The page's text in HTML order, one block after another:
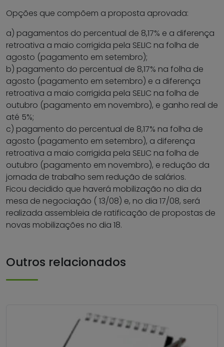
Opções que compõem a proposta aprovada:
a) pagamentos do percentual de 8,17% e a diferença
retroativa a maio corrigida pela SELIC na folha de
agosto (pagamento em setembro);
b) pagamento do percentual de 8,17% na folha de
agosto (pagamento em setembro) e a diferença
retroativa a maio corrigida pela SELIC na folha de
outubro (pagamento em novembro), e ganho real de
até 5%;
c) pagamento do percentual de 8,17% na folha de
agosto (pagamento em setembro), a diferença
retroativa a maio corrigida pela SELIC na folha de
outubro (pagamento em novembro), e redução da
jornada de trabalho sem redução de salários.
Ficou decidido que haverá mobilização no dia da
mesa de negociação ( 13/08) e, no dia 17/08, será
realizada assembleia de ratificação de propostas de
novas mobilizações no dia 18.
Outros relacionados